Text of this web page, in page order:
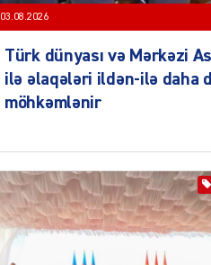
03.08.2026
Türk dünyası və Mərkəzi
ilə əlaqələri ildən-ilə daha
möhkəmlənir